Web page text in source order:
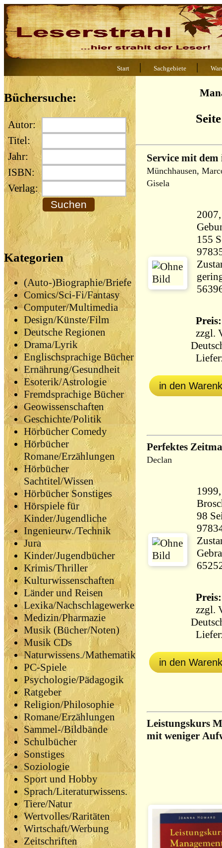
Start| Sachgebiete|
Büchersuche:
Autor:
Titel:
Jahr:
ISBN:
Verlag:
Kategorien
(Auto-)Biographie/Briefe
Comics/Sci-Fi/Fantasy
Computer/Multimedia
Design/Künste/Film
Deutsche Regionen
Drama/Lyrik
Englischsprachige Bücher
Ernährung/Gesundheit
Esoterik/Astrologie
Fremdsprachige Bücher
Geowissenschaften
Geschichte/Politik
Hörbücher Comedy
Hörbücher
Romane/Erzählungen
Hörbücher
Sachtitel/Wissen
Hörbücher Sonstiges
Hörspiele für
Kinder/Jugendliche
Ingenieurw./Technik
Jura
Kinder/Jugendbücher
Krimis/Thriller
Kulturwissenschaften
Länder und Reisen
Lexika/Nachschlagewerke
Medizin/Pharmazie
Musik (Bücher/Noten)
Musik CDs
Naturwissens./Mathematik
PC-Spiele
Psychologie/Pädagogik
Ratgeber
Religion/Philosophie
Romane/Erzählungen
Sammel-/Bildbände
Schulbücher
Sonstiges
Soziologie
Sport und Hobby
Sprach/Literaturwissens.
Tiere/Natur
Wertvolles/Raritäten
Wirtschaft/Werbung
Zeitschriften
Service mit
Münchhausen,
Gisela
155 Seiten
zzgl.
in den
Perfektes
Declan
98 Seiten
zzgl.
in den
Leistungskurs
mit weniger